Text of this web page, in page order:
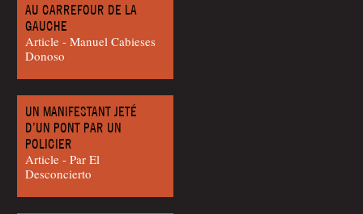
AU CARREFOUR DE LA
GAUCHE
Article - Manuel Cabieses
Donoso
UN MANIFESTANT JETÉ
D’UN PONT PAR UN
POLICIER
Article - Par El
Desconcierto